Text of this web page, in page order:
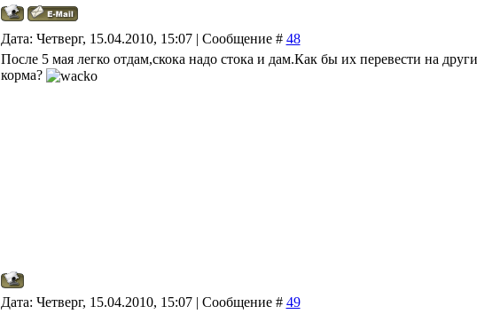
Дата: Четверг, 15.04.2010, 15:07 | Сообщение # 48
После 5 мая легко отдам,скока надо стока и дам.Как бы их перевести на
корма?
Дата: Четверг, 15.04.2010, 15:07 | Сообщение # 49